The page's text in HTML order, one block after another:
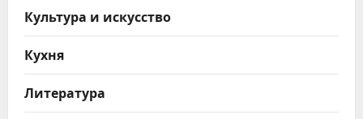
Культура и искусство
Кухня
Литература